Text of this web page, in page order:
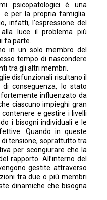
psicopatologici è una
per la propria famiglia.
infatti, l’espressione del
luce il problema più
fa parte.
in un solo membro del
tempo di nascondere
tra gli altri membri.
disfunzionali risultano il
conseguenza, lo stato
influenzato da
ciascuno impieghi gran
e gestire i livelli
i bisogni individuali e le
Quando in queste
tensione, soprattutto tra
per scongiurare che la
rapporto. All’interno del
gestite attraverso
tra due o più membri
dinamiche che bisogna